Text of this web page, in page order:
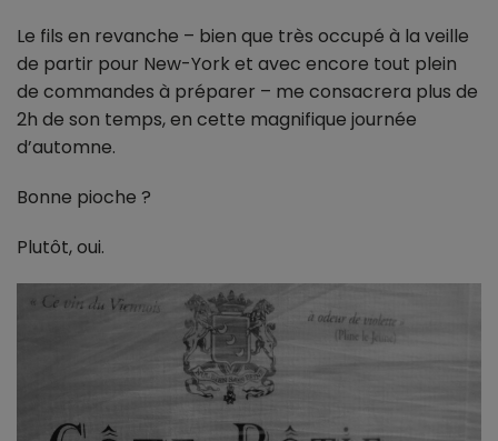
Le fils en revanche – bien que très occupé à la veille
de partir pour New-York et avec encore tout plein
de commandes à préparer – me consacrera plus de
2h de son temps, en cette magnifique journée
d’automne.
Bonne pioche ?
Plutôt, oui.